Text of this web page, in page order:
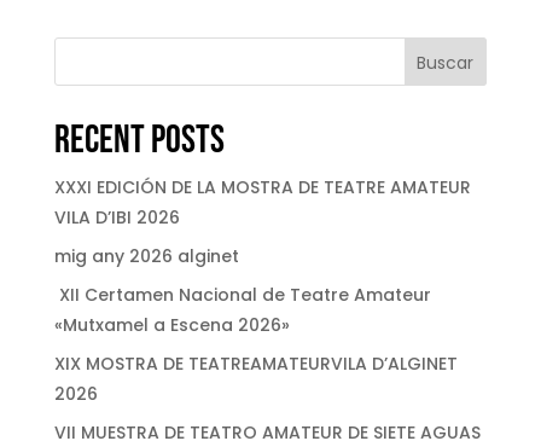
Buscar
Recent Posts
XXXI EDICIÓN DE LA MOSTRA DE TEATRE AMATEUR
VILA D’IBI 2026
mig any 2026 alginet
XII Certamen Nacional de Teatre Amateur
«Mutxamel a Escena 2026»
XIX MOSTRA DE TEATREAMATEURVILA D’ALGINET
2026
VII MUESTRA DE TEATRO AMATEUR DE SIETE AGUAS